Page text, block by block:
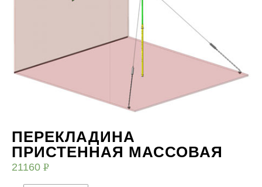
ПЕРЕКЛАДИНА
ПРИСТЕННАЯ МАССОВАЯ
21160 Р